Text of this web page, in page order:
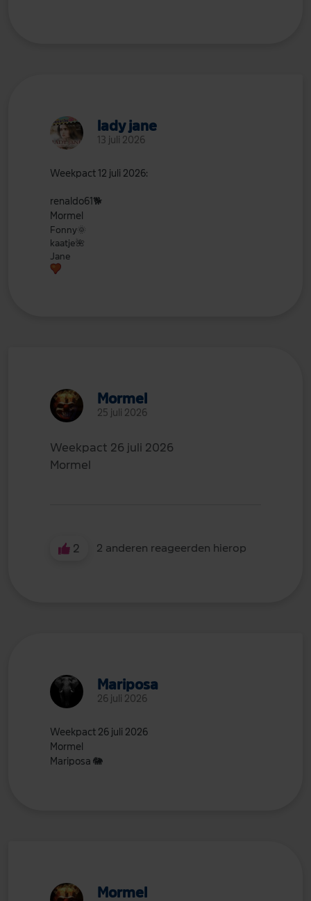
lady jane
13 juli 2026
Weekpact 12 juli 2026:
renaldo61 🐕
Mormel
Fonny🌞
kaatje🌺
Jane
Mormel
25 juli 2026
Weekpact 26 juli 2026
Mormel
2 2 anderen reageerden hierop
Mariposa
26 juli 2026
Weekpact 26 juli 2026
Mormel
Mariposa 🐘
Mormel